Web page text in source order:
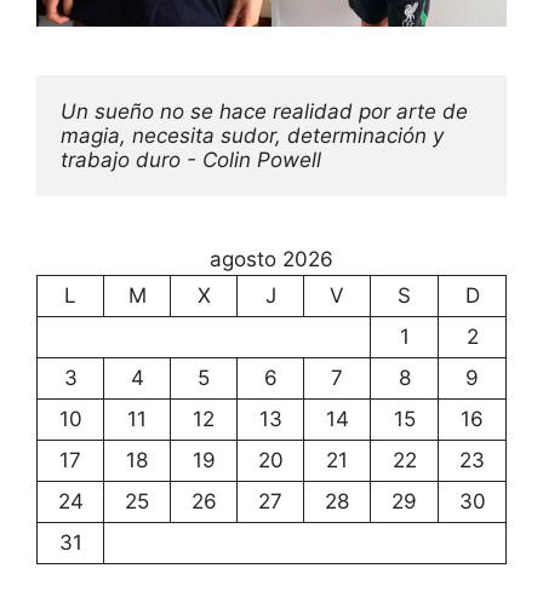
Un sueño no se hace realidad por arte de
magia, necesita sudor, determinación y
trabajo duro - Colin Powell
agosto 2026
L
M X J V S
D
1
2
3
4 5 6 7 8
9
10
11 12 13 14 15
16
17
18 19 20 21 22
23
24
25 26 27 28 29
30
31